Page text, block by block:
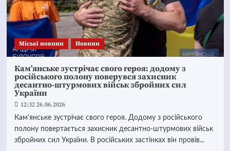
Mіські новини Новини
Кам’янське зустрічає свого героя: додому з
російського полону поверувся захисник
десантно-штурмових військ збройних сил
України
12:32 26.06.2026
Кам'янське зустрічає свого героя. Додому з російського
полону повертається захисник десантно-штурмових військ
збройних сил України. В російських застінках він провів...